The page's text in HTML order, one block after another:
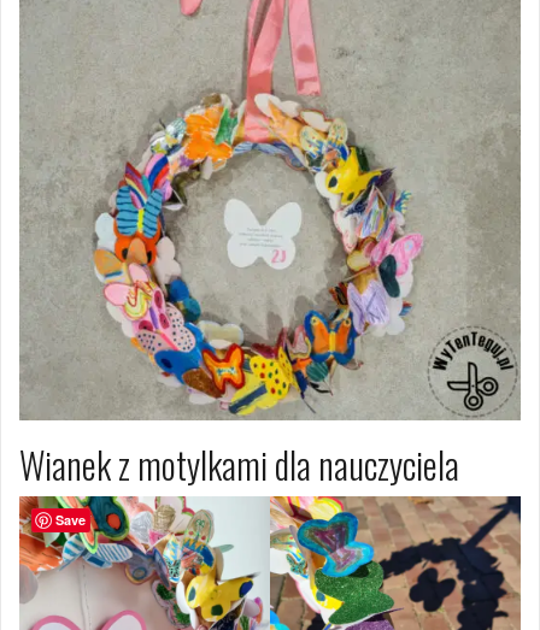
Wianek z motylkami dla nauczyciela
Save